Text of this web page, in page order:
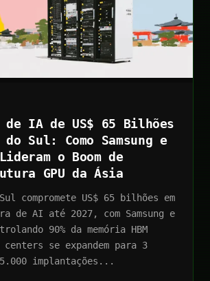
de IA de US$ 65 Bilhões
Sul: Como Samsung e
o Boom de
GPU da Ásia
compromete US$ 65 bilhões em
de AI até 2027, com Samsung e
90% da memória HBM
se expandem para 3
implantações...